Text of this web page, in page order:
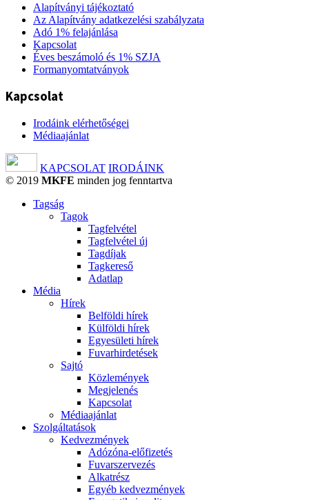
Alapítványi tájékoztató
Az Alapítvány adatkezelési szabályzata
Adó 1% felajánlása
Kapcsolat
Éves beszámoló és 1% SZJA
Formanyomtatványok
Kapcsolat
Irodáink elérhetőségei
Médiaajánlat
KAPCSOLAT IRODÁINK
© 2019 MKFE minden jog fenntartva
Tagság
Tagok
Tagfelvétel
Tagfelvétel új
Tagdíjak
Tagkereső
Adatlap
Média
Hírek
Belföldi hírek
Külföldi hírek
Egyesületi hírek
Fuvarhirdetések
Sajtó
Közlemények
Megjelenés
Kapcsolat
Médiaajánlat
Szolgáltatások
Kedvezmények
Adózóna-előfizetés
Fuvarszervezés
Alkatrész
Egyéb kedvezmények